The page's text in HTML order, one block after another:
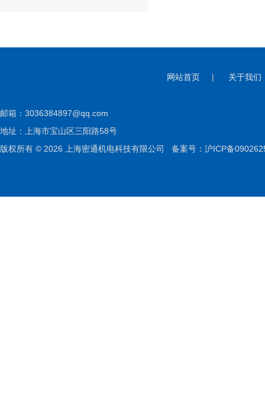
网站首页 | 关于我们
邮箱： 3036384897@qq.com
地址：上海市宝山区三阳路58号
版权所有 © 2026 上海密通机电科技有限公司 备案号：沪ICP备